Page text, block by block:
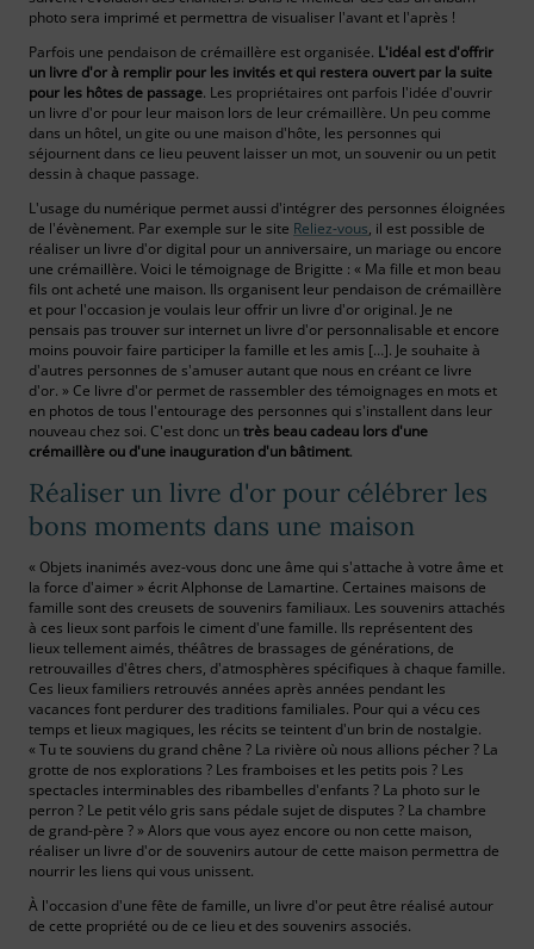
photo sera imprimé et permettra de visualiser l'avant et l'après !
Parfois une pendaison de crémaillère est organisée. L'idéal est d'offrir
un livre d'or à remplir pour les invités et qui restera ouvert par la suite
pour les hôtes de passage. Les propriétaires ont parfois l'idée d'ouvrir
un livre d'or pour leur maison lors de leur crémaillère. Un peu comme
dans un hôtel, un gite ou une maison d'hôte, les personnes qui
séjournent dans ce lieu peuvent laisser un mot, un souvenir ou un petit
dessin à chaque passage.
L'usage du numérique permet aussi d'intégrer des personnes éloignées
de l'évènement. Par exemple sur le site Reliez-vous, il est possible de
réaliser un livre d'or digital pour un anniversaire, un mariage ou encore
une crémaillère. Voici le témoignage de Brigitte : « Ma fille et mon beau
fils ont acheté une maison. Ils organisent leur pendaison de crémaillère
et pour l'occasion je voulais leur offrir un livre d'or original. Je ne
pensais pas trouver sur internet un livre d'or personnalisable et encore
moins pouvoir faire participer la famille et les amis […]. Je souhaite à
d'autres personnes de s'amuser autant que nous en créant ce livre
d'or. » Ce livre d'or permet de rassembler des témoignages en mots et
en photos de tous l'entourage des personnes qui s'installent dans leur
nouveau chez soi. C'est donc untrès beau cadeau lors d'une
crémaillère ou d'une inauguration d'un bâtiment.
Réaliser un livre d'or pour célébrer les
bons moments dans une maison
« Objets inanimés avez-vous donc une âme qui s'attache à votre âme et
la force d'aimer » écrit Alphonse de Lamartine. Certaines maisons de
famille sont des creusets de souvenirs familiaux. Les souvenirs attachés
à ces lieux sont parfois le ciment d'une famille. Ils représentent des
lieux tellement aimés, théâtres de brassages de générations, de
retrouvailles d'êtres chers, d'atmosphères spécifiques à chaque famille.
Ces lieux familiers retrouvés années après années pendant les
vacances font perdurer des traditions familiales. Pour qui a vécu ces
temps et lieux magiques, les récits se teintent d'un brin de nostalgie.
« Tu te souviens du grand chêne ? La rivière où nous allions pécher ? La
grotte de nos explorations ? Les framboises et les petits pois ? Les
spectacles interminables des ribambelles d'enfants ? La photo sur le
perron ? Le petit vélo gris sans pédale sujet de disputes ? La chambre
de grand-père ? » Alors que vous ayez encore ou non cette maison,
réaliser un livre d'or de souvenirs autour de cette maison permettra de
nourrir les liens qui vous unissent.
À l'occasion d'une fête de famille, un livre d'or peut être réalisé autour
de cette propriété ou de ce lieu et des souvenirs associés.